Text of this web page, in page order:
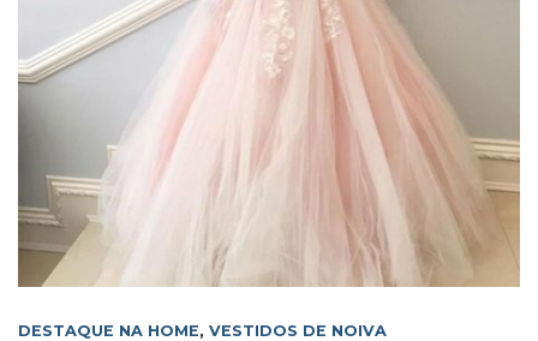
DESTAQUE NA HOME, VESTIDOS DE NOIVA